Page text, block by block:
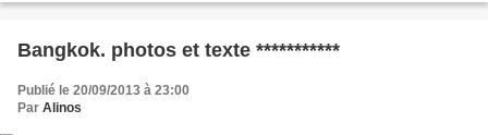
Bangkok. photos et texte ***********
Publié le 20/09/2013 à 23:00
Par Alinos